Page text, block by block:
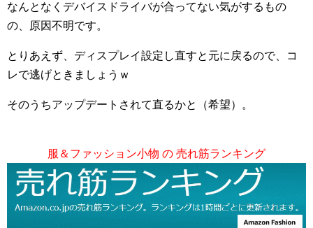
なんとなくデバイスドライバが合ってない気がするもの
の、原因不明です。
とりあえず、ディスプレイ設定し直すと元に戻るので、コ
レで逃げときましょうｗ
そのうちアップデートされて直るかと（希望）。
服＆ファッション小物 の 売れ筋ランキング